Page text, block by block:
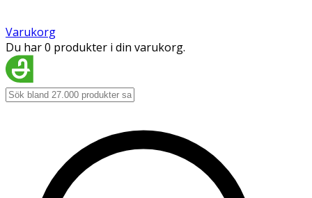
Varukorg
Du har 0 produkter i din varukorg.